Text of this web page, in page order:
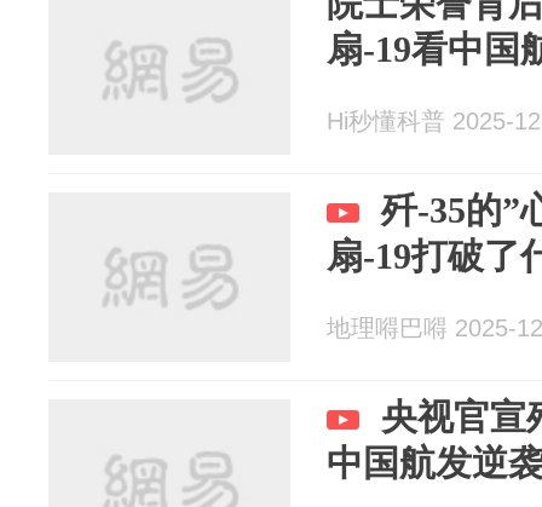
扇-19看中国
Hi秒懂科普 2025-
歼-35的”
扇-19打破了
地理嘚巴嘚 2025-
央视官宣
中国航发逆